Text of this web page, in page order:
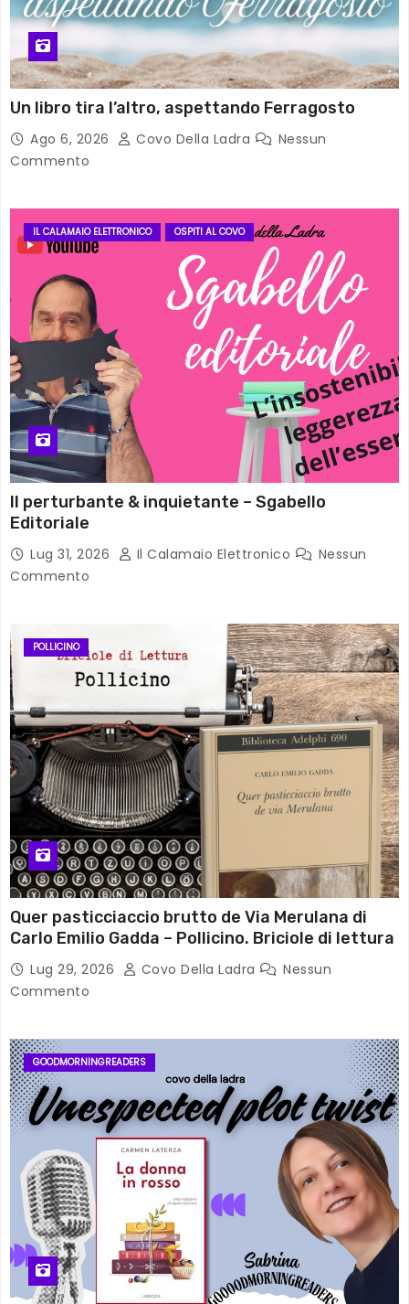
Un libro tira l’altro, aspettando Ferragosto
Ago 6, 2026 Covo Della Ladra
Nessun
Commento
IL CALAMAIO ELETTRONICO OSPITI AL COVO
Il perturbante & inquietante – Sgabello
Editoriale
Lug 31, 2026 Il Calamaio Elettronico
Nessun
Commento
POLLICINO
Quer pasticciaccio brutto de Via Merulana di
Carlo Emilio Gadda – Pollicino. Briciole di lettura
Lug 29, 2026 Covo Della Ladra
Nessun
Commento
GOODMORNINGREADERS